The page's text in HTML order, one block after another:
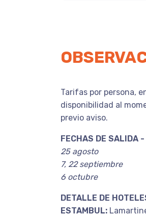
Tarifas por persona,
disponibilidad al
previo aviso.
FECHAS DE SALIDA
25 agosto
7, 22 septiembre
6 octubre
DETALLE DE
ESTAMBUL: